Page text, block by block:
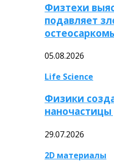
Физтехи
подавляет
05.08.2026
Life Science
Физики
29.07.2026
2D материалы